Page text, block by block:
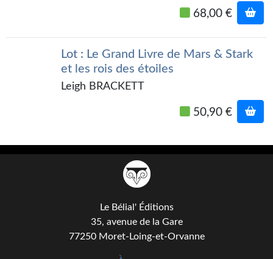
68,00 €
Lot : Le Grand Livre de Mars & Stark
et les rois des étoiles
Leigh BRACKETT
50,90 €
Le Bélial' Éditions
35, avenue de la Gare
77250 Moret-Loing-et-Orvanne